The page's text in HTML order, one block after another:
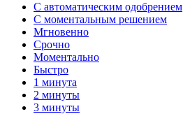
С автоматическим одобрением
С моментальным решением
Мгновенно
Срочно
Моментально
Быстро
1 минута
2 минуты
3 минуты